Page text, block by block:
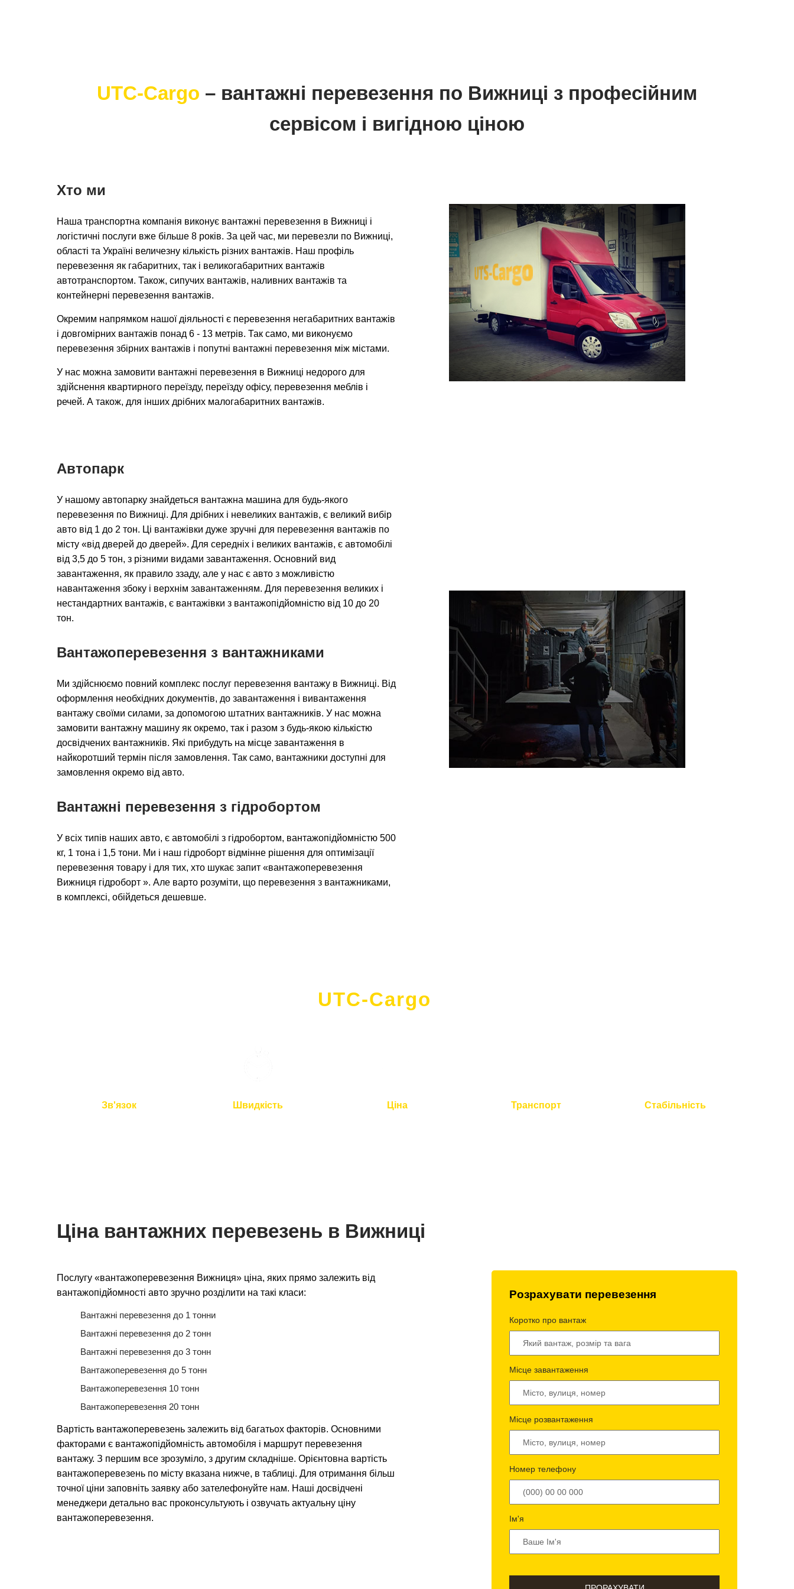
UTC-Cargo – вантажні перевезення по Вижниці з професійним
сервісом і вигідною ціною
Хто ми
Наша транспортна компанія виконує вантажні перевезення в Вижниці і
логістичні послуги вже більше 8 років. За цей час, ми перевезли по Вижниці,
області та Україні величезну кількість різних вантажів. Наш профіль
перевезення як габаритних, так і великогабаритних вантажів
автотранспортом. Також, сипучих вантажів, наливних вантажів та
контейнерні перевезення вантажів.
Окремим напрямком нашої діяльності є перевезення негабаритних вантажів
і довгомірних вантажів понад 6 - 13 метрів. Так само, ми виконуємо
перевезення збірних вантажів і попутні вантажні перевезення між містами.
У нас можна замовити вантажні перевезення в Вижниці недорого для
здійснення квартирного переїзду, переїзду офісу, перевезення меблів і
речей. А також, для інших дрібних малогабаритних вантажів.
Автопарк
У нашому автопарку знайдеться вантажна машина для будь-якого
перевезення по Вижниці. Для дрібних і невеликих вантажів, є великий вибір
авто від 1 до 2 тон. Ці вантажівки дуже зручні для перевезення вантажів по
місту «від дверей до дверей». Для середніх і великих вантажів, є автомобілі
від 3,5 до 5 тон, з різними видами завантаження. Основний вид
завантаження, як правило ззаду, але у нас є авто з можливістю
навантаження збоку і верхнім завантаженням. Для перевезення великих і
нестандартних вантажів, є вантажівки з вантажопідйомністю від 10 до 20
тон.
Вантажоперевезення з вантажниками
Ми здійснюємо повний комплекс послуг перевезення вантажу в Вижниці. Від
оформлення необхідних документів, до завантаження і вивантаження
вантажу своїми силами, за допомогою штатних вантажників. У нас можна
замовити вантажну машину як окремо, так і разом з будь-якою кількістю
досвідчених вантажників. Які прибудуть на місце завантаження в
найкоротший термін після замовлення. Так само, вантажники доступні для
замовлення окремо від авто.
Вантажні перевезення з гідробортом
У всіх типів наших авто, є автомобілі з гідробортом, вантажопідйомністю 500
кг, 1 тона і 1,5 тони. Ми і наш гідроборт відмінне рішення для оптимізації
перевезення товару і для тих, хто шукає запит «вантажоперевезення
Вижниця гідроборт ». Але варто розуміти, що перевезення з вантажниками,
в комплексі, обійдеться дешевше.
UTC-Cargo
Зв'язок
Швидкість
Ціна
Транспорт
Стабільність
Ціна вантажних перевезень в Вижниці
Послугу «вантажоперевезення Вижниця» ціна, яких прямо залежить від
вантажопідйомності авто зручно розділити на такі класи:
Вантажні перевезення до 1 тонни
Вантажні перевезення до 2 тонн
Вантажні перевезення до 3 тонн
Вантажоперевезення до 5 тонн
Вантажоперевезення 10 тонн
Вантажоперевезення 20 тонн
Вартість вантажоперевезень залежить від багатьох факторів. Основними
факторами є вантажопідйомність автомобіля і маршрут перевезення
вантажу. З першим все зрозуміло, з другим складніше. Орієнтовна вартість
вантажоперевезень по місту вказана нижче, в таблиці. Для отримання більш
точної ціни заповніть заявку або зателефонуйте нам. Наші досвідчені
менеджери детально вас проконсультують і озвучать актуальну ціну
вантажоперевезення.
Розрахувати перевезення
Коротко про вантаж
Місце завантаження
Місце розвантаження
Номер телефону
Ім'я